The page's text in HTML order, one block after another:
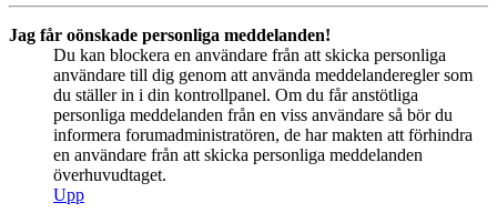
Jag får oönskade personliga meddelanden!
Du kan blockera en användare från att skicka personliga
användare till dig genom att använda meddelanderegler som
du ställer in i din kontrollpanel. Om du får anstötliga
personliga meddelanden från en viss användare så bör du
informera forumadministratören, de har makten att förhindra
en användare från att skicka personliga meddelanden
överhuvudtaget.
Upp